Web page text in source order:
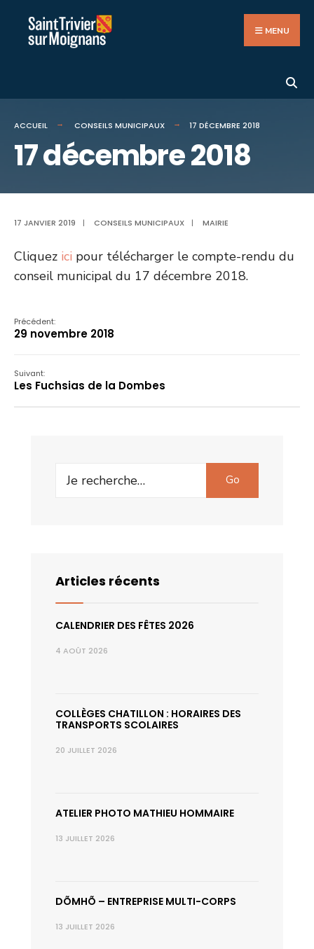
Aller
MENU
ACCUEIL CONSEILS MUNICIPAUX 17 DÉCEMBRE 2018
17 décembre 2018
17 JANVIER 2019 | CONSEILS MUNICIPAUX | MAIRIE
Cliquez ici pour télécharger le compte-rendu du
conseil municipal du 17 décembre 2018.
Précédent:
29 novembre 2018
Suivant:
Les Fuchsias de la Dombes
Search
Go
Articles récents
CALENDRIER DES FÊTES 2026
4 AOÛT 2026
COLLÈGES CHATILLON : HORAIRES DES
TRANSPORTS SCOLAIRES
20 JUILLET 2026
ATELIER PHOTO MATHIEU HOMMAIRE
13 JUILLET 2026
DÕMHÕ – ENTREPRISE MULTI-CORPS
13 JUILLET 2026
for: